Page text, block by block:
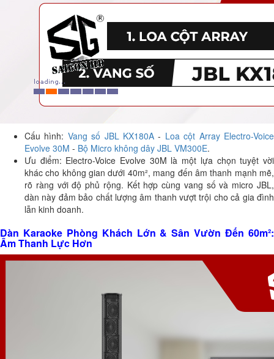
Cấu hình: Vang số JBL KX180A - Loa cột Array Electro-Voice
Evolve 30M - Bộ Micro không dây JBL VM300E.
Ưu điểm: Electro-Voice Evolve 30M là một lựa chọn tuyệt vời
khác cho không gian dưới 40m², mang đến âm thanh mạnh mẽ,
rõ ràng với độ phủ rộng. Kết hợp cùng vang số và micro JBL,
dàn này đảm bảo chất lượng âm thanh vượt trội cho cả gia đình
lẫn kinh doanh.
Dàn Karaoke Phòng Khách Lớn & Sân Vườn Đến 60m²:
Âm Thanh Lực Hơn